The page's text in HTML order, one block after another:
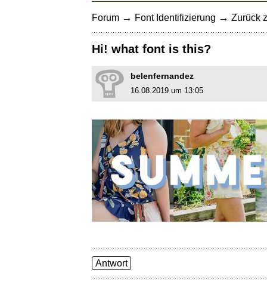
Forum → Font Identifizierung → Zurück
Hi! what font is this?
belenfernandez
16.08.2019 um 13:05
Antwort